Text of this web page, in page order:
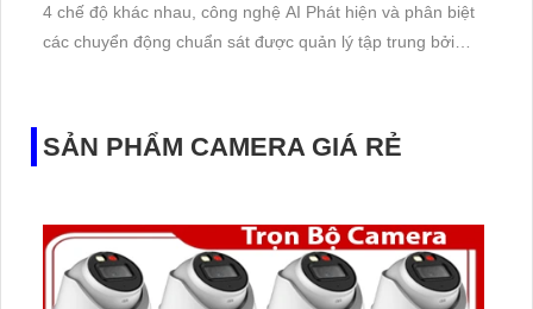
4 chế độ khác nhau, công nghệ AI Phát hiện và phân biệt
các chuyển động chuẩn sát được quản lý tập trung bởi
SẢN PHẨM CAMERA GIÁ RẺ